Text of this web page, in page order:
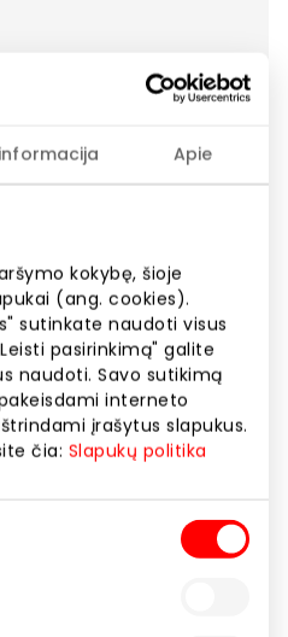
Apie
kokybę, šioje
(ang. cookies).
sutinkate naudoti visus
pasirinkimą" galite
naudoti. Savo sutikimą
interneto
įrašytus slapukus.
čia: Slapukų politika
žemėlapyje
telekomunikacijų
rasite viską – fiksuotąjį ir
ir išmaniuosius
Kuriame sprendimus
verslui. „Telia“
Jei turite klausimų ar